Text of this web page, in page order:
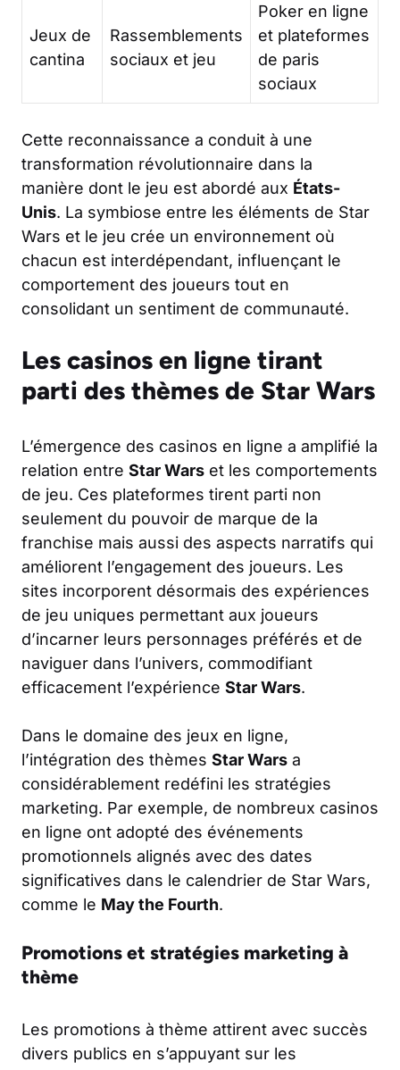
Jeux de
cantina
Rassemblements
sociaux et jeu
Poker en ligne
et plateformes
de paris
sociaux
Cette reconnaissance a conduit à une
transformation révolutionnaire dans la
manière dont le jeu est abordé aux États-
Unis. La symbiose entre les éléments de Star
Wars et le jeu crée un environnement où
chacun est interdépendant, influençant le
comportement des joueurs tout en
consolidant un sentiment de communauté.
Les casinos en ligne tirant
parti des thèmes de Star Wars
L’émergence des casinos en ligne a amplifié la
relation entre Star Wars et les comportements
de jeu. Ces plateformes tirent parti non
seulement du pouvoir de marque de la
franchise mais aussi des aspects narratifs qui
améliorent l’engagement des joueurs. Les
sites incorporent désormais des expériences
de jeu uniques permettant aux joueurs
d’incarner leurs personnages préférés et de
naviguer dans l’univers, commodifiant
efficacement l’expérience Star Wars.
Dans le domaine des jeux en ligne,
l’intégration des thèmes Star Wars a
considérablement redéfini les stratégies
marketing. Par exemple, de nombreux casinos
en ligne ont adopté des événements
promotionnels alignés avec des dates
significatives dans le calendrier de Star Wars,
comme le May the Fourth.
Promotions et stratégies marketing à
thème
Les promotions à thème attirent avec succès
divers publics en s’appuyant sur les